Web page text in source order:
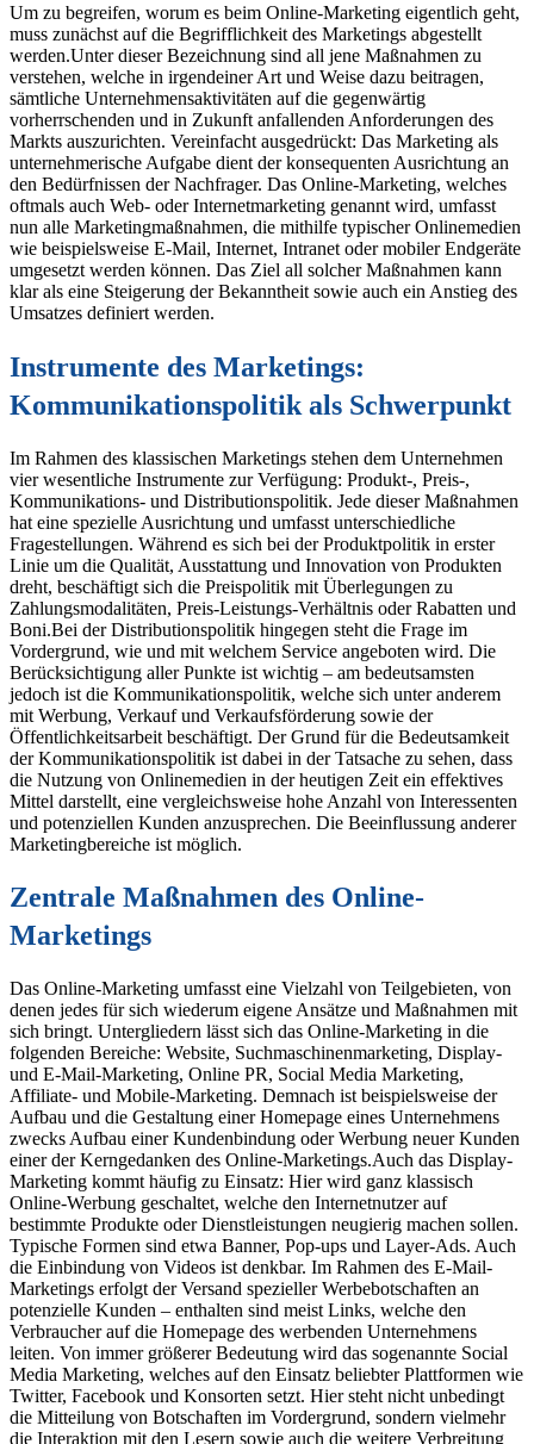
Um zu begreifen, worum es beim Online-Marketing eigentlich geht,
muss zunächst auf die Begrifflichkeit des Marketings abgestellt
werden.Unter dieser Bezeichnung sind all jene Maßnahmen zu
verstehen, welche in irgendeiner Art und Weise dazu beitragen,
sämtliche Unternehmensaktivitäten auf die gegenwärtig
vorherrschenden und in Zukunft anfallenden Anforderungen des
Markts auszurichten. Vereinfacht ausgedrückt: Das Marketing als
unternehmerische Aufgabe dient der konsequenten Ausrichtung an
den Bedürfnissen der Nachfrager. Das Online-Marketing, welches
oftmals auch Web- oder Internetmarketing genannt wird, umfasst
nun alle Marketingmaßnahmen, die mithilfe typischer Onlinemedien
wie beispielsweise E-Mail, Internet, Intranet oder mobiler Endgeräte
umgesetzt werden können. Das Ziel all solcher Maßnahmen kann
klar als eine Steigerung der Bekanntheit sowie auch ein Anstieg des
Umsatzes definiert werden.
Instrumente des Marketings:
Kommunikationspolitik als Schwerpunkt
Im Rahmen des klassischen Marketings stehen dem Unternehmen
vier wesentliche Instrumente zur Verfügung: Produkt-, Preis-,
Kommunikations- und Distributionspolitik. Jede dieser Maßnahmen
hat eine spezielle Ausrichtung und umfasst unterschiedliche
Fragestellungen. Während es sich bei der Produktpolitik in erster
Linie um die Qualität, Ausstattung und Innovation von Produkten
dreht, beschäftigt sich die Preispolitik mit Überlegungen zu
Zahlungsmodalitäten, Preis-Leistungs-Verhältnis oder Rabatten und
Boni.Bei der Distributionspolitik hingegen steht die Frage im
Vordergrund, wie und mit welchem Service angeboten wird. Die
Berücksichtigung aller Punkte ist wichtig – am bedeutsamsten
jedoch ist die Kommunikationspolitik, welche sich unter anderem
mit Werbung, Verkauf und Verkaufsförderung sowie der
Öffentlichkeitsarbeit beschäftigt. Der Grund für die Bedeutsamkeit
der Kommunikationspolitik ist dabei in der Tatsache zu sehen, dass
die Nutzung von Onlinemedien in der heutigen Zeit ein effektives
Mittel darstellt, eine vergleichsweise hohe Anzahl von Interessenten
und potenziellen Kunden anzusprechen. Die Beeinflussung anderer
Marketingbereiche ist möglich.
Zentrale Maßnahmen des Online-
Marketings
Das Online-Marketing umfasst eine Vielzahl von Teilgebieten, von
denen jedes für sich wiederum eigene Ansätze und Maßnahmen mit
sich bringt. Untergliedern lässt sich das Online-Marketing in die
folgenden Bereiche: Website, Suchmaschinenmarketing, Display-
und E-Mail-Marketing, Online PR, Social Media Marketing,
Affiliate- und Mobile-Marketing. Demnach ist beispielsweise der
Aufbau und die Gestaltung einer Homepage eines Unternehmens
zwecks Aufbau einer Kundenbindung oder Werbung neuer Kunden
einer der Kerngedanken des Online-Marketings.Auch das Display-
Marketing kommt häufig zu Einsatz: Hier wird ganz klassisch
Online-Werbung geschaltet, welche den Internetnutzer auf
bestimmte Produkte oder Dienstleistungen neugierig machen sollen.
Typische Formen sind etwa Banner, Pop-ups und Layer-Ads. Auch
die Einbindung von Videos ist denkbar. Im Rahmen des E-Mail-
Marketings erfolgt der Versand spezieller Werbebotschaften an
potenzielle Kunden – enthalten sind meist Links, welche den
Verbraucher auf die Homepage des werbenden Unternehmens
leiten. Von immer größerer Bedeutung wird das sogenannte Social
Media Marketing, welches auf den Einsatz beliebter Plattformen wie
Twitter, Facebook und Konsorten setzt. Hier steht nicht unbedingt
die Mitteilung von Botschaften im Vordergrund, sondern vielmehr
die Interaktion mit den Lesern sowie auch die weitere Verbreitung